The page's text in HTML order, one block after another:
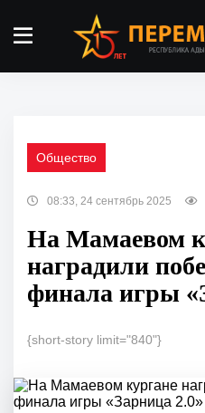
Общество
08:33, 24 сентябрь 2025
На Мамаевом
наградили
финала игры
{short-story limit="840"}